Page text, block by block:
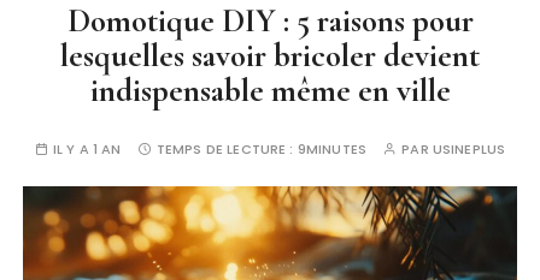
Domotique DIY : 5 raisons pour
lesquelles savoir bricoler devient
indispensable même en ville
IL Y A 1 AN TEMPS DE LECTURE : 9MINUTES PAR USINEPLUS